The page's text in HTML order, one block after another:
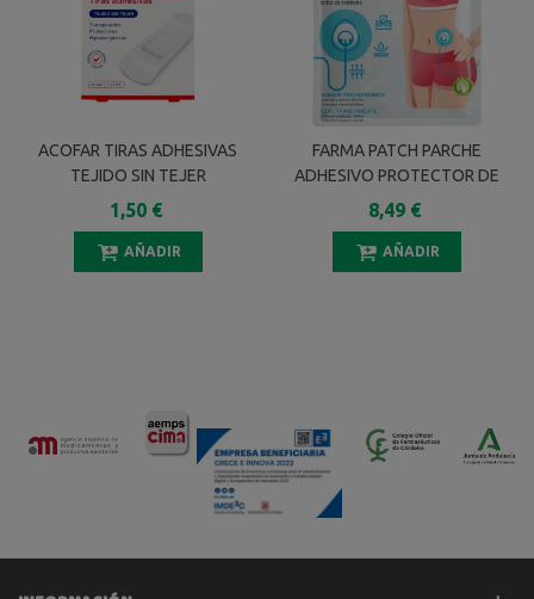
ACOFAR TIRAS ADHESIVAS
TEJIDO SIN TEJER
HIPOALERGENICA 16
UNIDADES
1,50 €
AÑADIR
FARMA PATCH PARCHE
ADHESIVO PROTECTOR DE
CATETER 10 UNIDADES
COLOR TRANSPARENTE
8,49 €
AÑADIR